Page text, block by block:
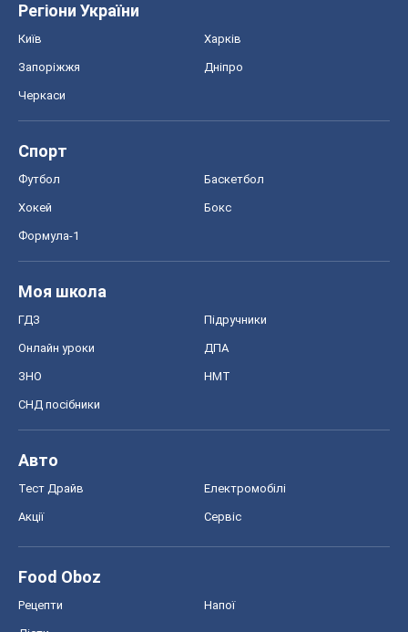
Регіони України
Київ Харків
Запоріжжя Дніпро
Черкаси
Спорт
Футбол Баскетбол
Хокей Бокс
Формула-1
Моя школа
ГДЗ Підручники
Онлайн уроки ДПА
ЗНО НМТ
СНД посібники
Авто
Тест Драйв Електромобілі
Акції Сервіс
Food Oboz
Рецепти Напої